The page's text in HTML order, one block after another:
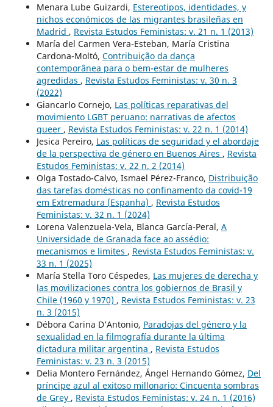
Menara Lube Guizardi, Estereotipos, identidades, y
nichos económicos de las migrantes brasileñas en
Madrid , Revista Estudos Feministas: v. 21 n. 1 (2013)
María del Carmen Vera-Esteban, María Cristina
Cardona-Moltó, Contribuição da dança
contemporânea para o bem-estar de mulheres
agredidas , Revista Estudos Feministas: v. 30 n. 3
(2022)
Giancarlo Cornejo, Las políticas reparativas del
movimiento LGBT peruano: narrativas de afectos
queer , Revista Estudos Feministas: v. 22 n. 1 (2014)
Jesica Pereiro, Las políticas de seguridad y el abordaje
de la perspectiva de género en Buenos Aires , Revista
Estudos Feministas: v. 22 n. 2 (2014)
Olga Tostado-Calvo, Ismael Pérez-Franco, Distribuição
das tarefas domésticas no confinamento da covid-19
em Extremadura (Espanha) , Revista Estudos
Feministas: v. 32 n. 1 (2024)
Lorena Valenzuela-Vela, Blanca García-Peral, A
Universidade de Granada face ao assédio:
mecanismos e limites , Revista Estudos Feministas: v.
33 n. 1 (2025)
María Stella Toro Céspedes, Las mujeres de derecha y
las movilizaciones contra los gobiernos de Brasil y
Chile (1960 y 1970) , Revista Estudos Feministas: v. 23
n. 3 (2015)
Débora Carina D’Antonio, Paradojas del género y la
sexualidad en la filmografía durante la última
dictadura militar argentina , Revista Estudos
Feministas: v. 23 n. 3 (2015)
Delia Montero Fernández, Ángel Hernando Gómez, Del
príncipe azul al exitoso millonario: Cincuenta sombras
de Grey , Revista Estudos Feministas: v. 24 n. 1 (2016)